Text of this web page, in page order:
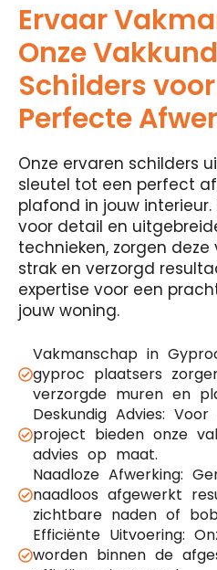
Ervaar
Onze
Schilders
Perfecte
Onze ervaren schilders
sleutel tot een perfect
plafond in jouw
voor detail en
technieken, zorgen
strak en verzorgd
expertise voor een
jouw woning.
Vakmanschap in
gyproc plaatsers
verzorgde muren en
Deskundig Advies:
project bieden onze
advies op maat.
Naadloze Afwerking:
naadloos afgewerkt
zichtbare naden of
Efficiënte Uitvoering:
worden binnen de